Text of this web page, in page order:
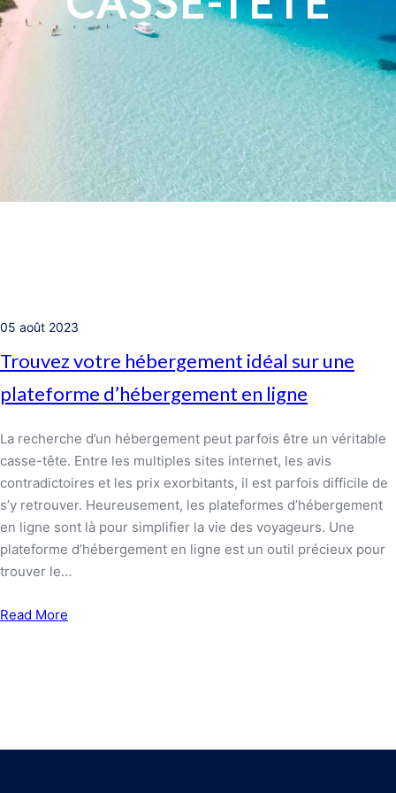
05 août 2023
Trouvez votre hébergement idéal sur une
plateforme d’hébergement en ligne
La recherche d’un hébergement peut parfois être un véritable
casse-tête. Entre les multiples sites internet, les avis
contradictoires et les prix exorbitants, il est parfois difficile de
s’y retrouver. Heureusement, les plateformes d’hébergement
en ligne sont là pour simplifier la vie des voyageurs. Une
plateforme d’hébergement en ligne est un outil précieux pour
trouver le…
Read More